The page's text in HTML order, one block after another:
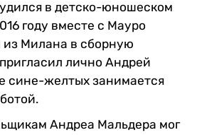
в детско-юношеском
году вместе с Мауро
из Милана в сборную
лично Андрей
сине-желтых занимается
Андреа Мальдера мог